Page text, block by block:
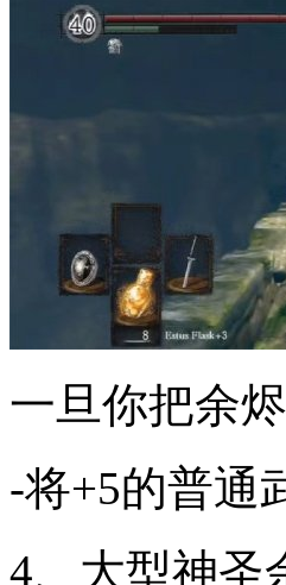
一旦你把余
-将+5的普通
4、大型神圣